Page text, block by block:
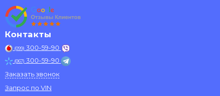
Контакты
(099) 300-59-90
(067) 300-59-90
Заказать звонок
Запрос по VIN